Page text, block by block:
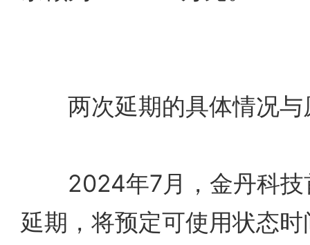
两次延期的具体情况与
2024年7月，金丹科技
延期，将预定可使用状态